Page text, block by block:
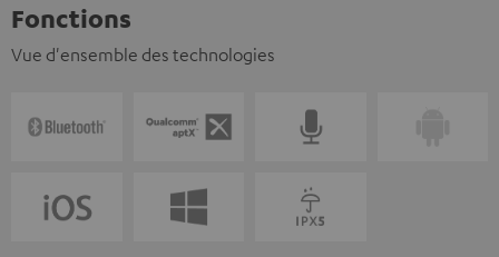
Fonctions
Vue d'ensemble des technologies